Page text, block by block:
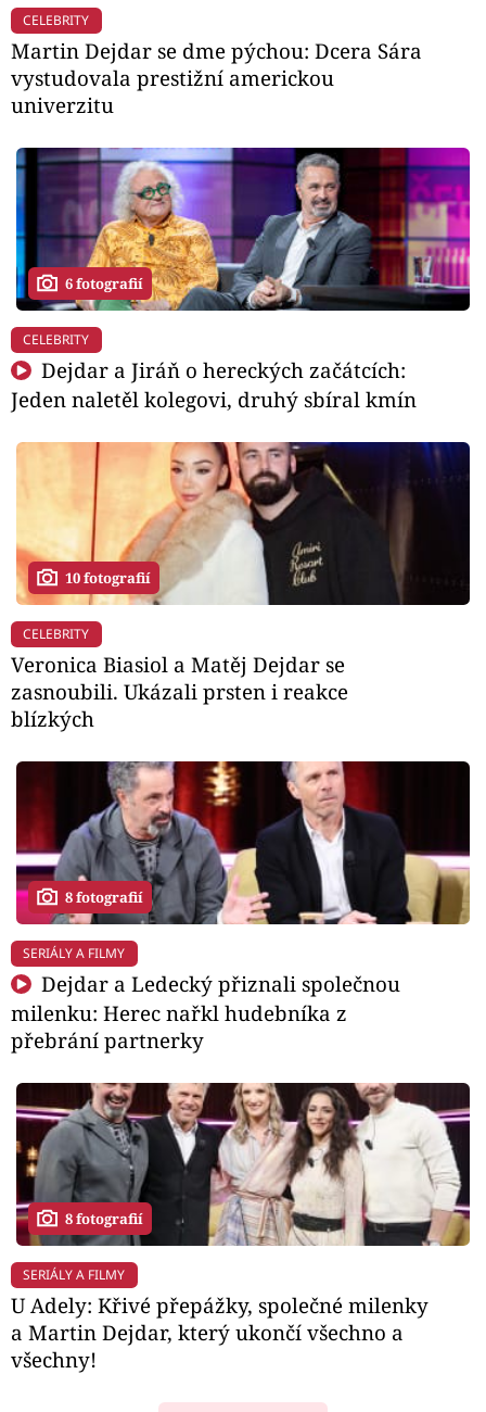
CELEBRITY
Martin Dejdar se dme pýchou: Dcera Sára
vystudovala prestižní americkou
univerzitu
6 fotografií
CELEBRITY
Dejdar a Jiráň o hereckých začátcích:
Jeden naletěl kolegovi, druhý sbíral kmín
10 fotografií
CELEBRITY
Veronica Biasiol a Matěj Dejdar se
zasnoubili. Ukázali prsten i reakce
blízkých
8 fotografií
SERIÁLY A FILMY
Dejdar a Ledecký přiznali společnou
milenku: Herec nařkl hudebníka z
přebrání partnerky
8 fotografií
SERIÁLY A FILMY
U Adely: Křivé přepážky, společné milenky
a Martin Dejdar, který ukončí všechno a
všechny!